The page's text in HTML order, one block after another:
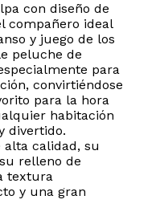
con diseño de
compañero ideal
y juego de los
peluche de
para
convirtiéndose
para la hora
habitación
divertido.
alta calidad, su
relleno de
textura
y una gran